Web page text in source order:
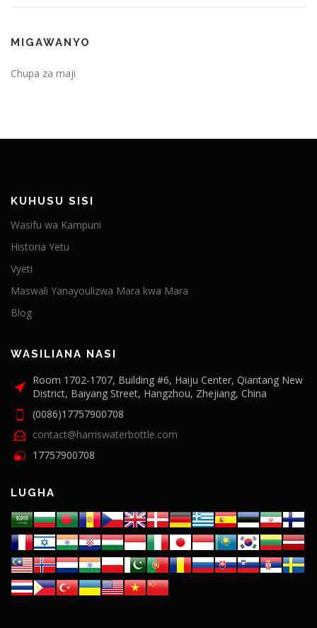
MIGAWANYO
Chupa za maji
KUHUSU SISI
Wasifu wa Kampuni
Historia Yetu
Vyeti
Maswali Yanayoulizwa Mara kwa Mara
Blog
WASILIANA NASI
Room 1702-1707, Building #6, Haiju Center, Qiantang New
District, Baiyang Street, Hangzhou, Zhejiang, China
(0086)17757900708
contact@harriswaterbottle.com
17757900708
LUGHA